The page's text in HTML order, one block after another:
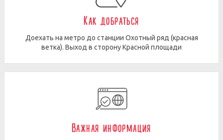
Как добраться
Доехать на метро до станции Охотный ряд (красная
ветка). Выход в сторону Красной площади
Важная информация